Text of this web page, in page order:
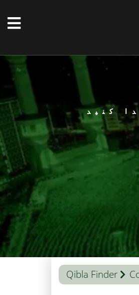
کنید
Qibla Finder